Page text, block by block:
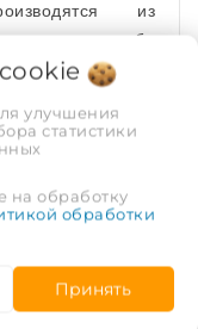
из
сочетают в себе
цену.
быстрого
адаптером
фиксирует
cookie
улучшения
статистики
на обработку
обработки
Принять